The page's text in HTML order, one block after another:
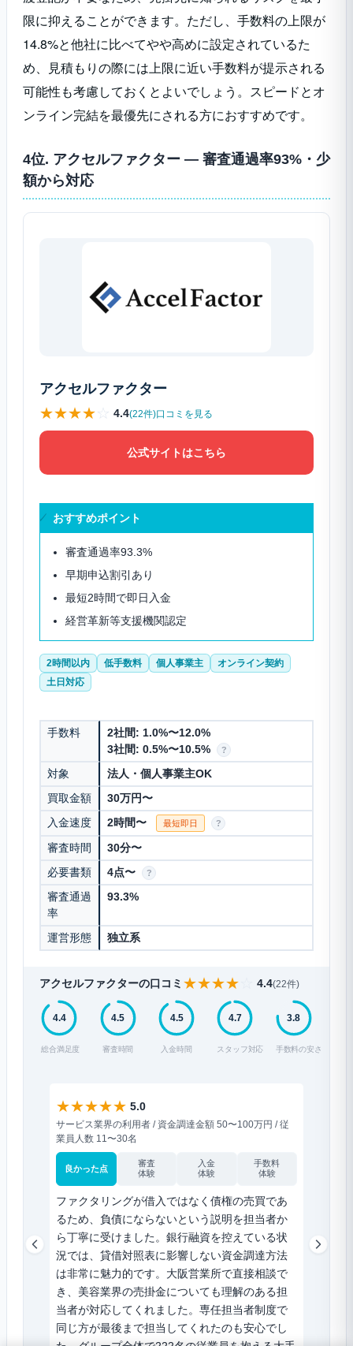
限に抑えることができます。ただし、手数料の上限が
14.8%と他社に比べてやや高めに設定されているた
め、見積もりの際には上限に近い手数料が提示される
可能性も考慮しておくとよいでしょう。スピードとオ
ンライン完結を最優先にされる方におすすめです。
4位. アクセルファクター ― 審査通過率93%・少
額から対応
アクセルファクター
★★★★☆ 4.4(22件)口コミを見る
公式サイトはこちら
おすすめポイント
審査通過率93.3%
早期申込割引あり
最短2時間で即日入金
経営革新等支援機関認定
2時間以内 低手数料 個人事業主
オンライン契約
土日対応
手数料
2社間: 1.0%〜12.0%
3社間: 0.5%〜10.5%
?
対象
法人・個人事業主OK
買取金額
30万円〜
入金速度
2時間〜 最短即日 ?
審査時間
30分〜
必要書類
4点〜 ?
審査通過
率
93.3%
運営形態 独立系
アクセルファクターの口コミ ★★★★ 4.4(22件)
4.4
総合満足度
4.5
審査時間
4.5
入金時間
4.7
スタッフ対応
3.8
手数料の安さ
★★★★★ 5.0
サービス業界の利用者 / 資金調達金額 50〜100万円 / 従
業員人数 11〜30名
良かった点
審査
体験
入金
体験
手数料
体験
ファクタリングが借入ではなく債権の売買であ
るため、負債にならないという説明を担当者か
ら丁寧に受けました。銀行融資を控えている状
況では、貸借対照表に影響しない資金調達方法
は非常に魅力的です。大阪営業所で直接相談で
き、美容業界の売掛金についても理解のある担
当者が対応してくれました。専任担当者制度で
同じ方が最後まで担当してくれたのも安心でし
で送る
道の田